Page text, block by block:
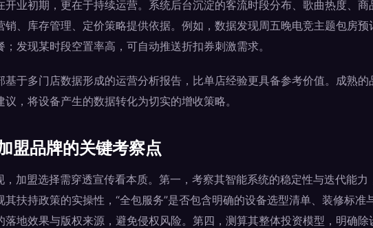
开业初期，更在于持续运营。系统后台沉淀的客流时段分布、歌曲热度、商
销、库存管理、定价策略提供依据。例如，数据发现周五晚电竞主题包房预
发现某时段空置率高，可自动推送折扣券刺激需求。
基于多门店数据形成的运营分析报告，比单店经验更具备参考价值。成熟的
，将设备产生的数据转化为切实的增收策略。
盟品牌的关键考察点
，加盟选择需穿透宣传看本质。第一，考察其智能系统的稳定性与迭代能力
其扶持政策的实操性，“全包服务”是否包含明确的设备选型清单、装修标准
落地效果与版权来源，避免侵权风险。第四，测算其整体投资模型，明确除